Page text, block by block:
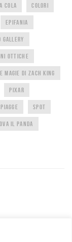
COLA COLORI
EPIFANIA
GALLERY
OTTICHE
MAGIE DI ZACH KING
PIXAR
SPOT
IL PANDA